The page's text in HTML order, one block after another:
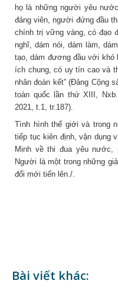
họ là những người yêu
đảng viên, người đứng đầu
chính trị vững vàng, có đạo
nghĩ, dám nói, dám làm,
tạo, dám đương đầu với khó
ích chung, có uy tín cao và
nhân đoàn kết” (Đảng Cộng
toàn quốc lần thứ XIII,
2021, t.1, tr.187).
Tình hình thế giới và trong
tiếp tục kiên định, vận dụng
Minh về thi đua yêu nước,
Người là một trong những
đổi mới tiến lên./.
Bài viết khác: